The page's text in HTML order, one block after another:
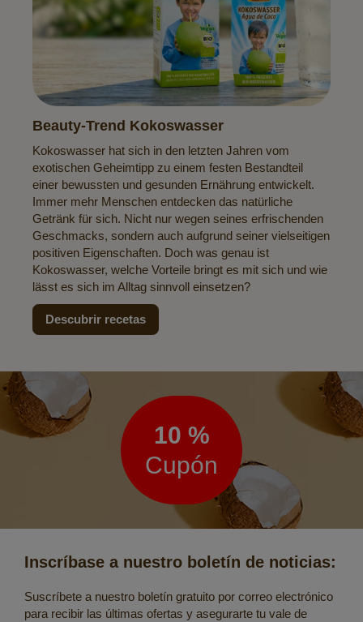
Beauty-Trend Kokoswasser
Kokoswasser hat sich in den letzten Jahren vom
exotischen Geheimtipp zu einem festen Bestandteil
einer bewussten und gesunden Ernährung entwickelt.
Immer mehr Menschen entdecken das natürliche
Getränk für sich. Nicht nur wegen seines erfrischenden
Geschmacks, sondern auch aufgrund seiner vielseitigen
positiven Eigenschaften. Doch was genau ist
Kokoswasser, welche Vorteile bringt es mit sich und wie
lässt es sich im Alltag sinnvoll einsetzen?
Descubrir recetas
Boletín
de
noticias
10 %
Cupón
Inscríbase a nuestro boletín de noticias:
Suscríbete a nuestro boletín gratuito por correo electrónico
para recibir las últimas ofertas y asegurarte tu vale de